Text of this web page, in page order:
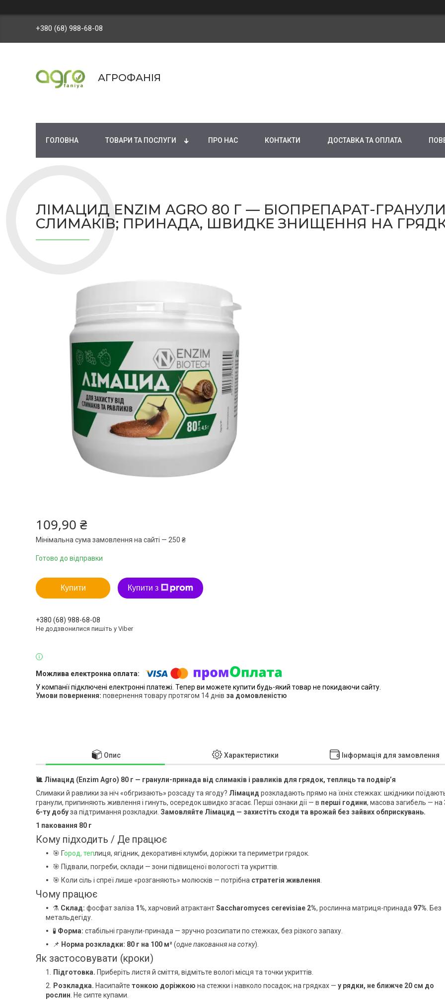
+380 (68) 988-68-08
АГРОФАНІЯ
ГОЛОВНА ТОВАРИ ТА ПОСЛУГИ ПРО НАС КОНТАКТИ ДОСТАВКА ТА ОПЛАТА
ЛІМАЦИД ENZIM AGRO 80 Г — БІОПРЕПАРАТ-
СЛИМАКІВ; ПРИНАДА, ШВИДКЕ ЗНИЩЕННЯ НА
109,90 ₴
Мінімальна сума замовлення на сайті — 250 ₴
Готово до відправки
Купити Купити з
+380 (68) 988-68-08
Не додзвонилися пишіть у Viber
У компанії підключені електронні платежі. Тепер ви можете купити будь-який товар не покидаючи сайту.
повернення товару протягом 14 днів за домовленістю
Опис Характеристики Інформація для замовлення
🐌 Лімацид (Enzim Agro) 80 г — гранули-принада від слимаків і равликів для грядок, теплиць та подвір’я
Слимаки й равлики за ніч «обгризають» розсаду та ягоду? Лімацид розкладають прямо на їхніх стежках: шкідники
гранули, припиняють живлення і гинуть, осередок швидко згасає. Перші ознаки дії — в перші години, масова загибель — на
6-ту добуза підтримання розкладки. Замовляйте Лімацид — захистіть сходи та врожай без зайвих обприскувань.
1 паковання 80 г
Кому підходить / Де працює
🎯 Город, теплиця, ягідник, декоративні клумби, доріжки та периметри грядок.
🎯 Підвали, погреби, склади — зони підвищеної вологості та укриттів.
🎯 Коли сіль і спреї лише «розганяють» молюсків — потрібна стратегія живлення
Чому працює
⚗️ Склад: фосфат заліза 1%, харчовий атрактантSaccharomyces cerevisiae 2%, рослинна матриця-принада 97% . Без
метальдегіду.
🧪 Форма: стабільні гранули-принада — зручно розсипати по стежках, без різкого запаху.
📌 Норма розкладки: 80 г на 100 м²(одне паковання на сотку).
Як застосовувати (кроки)
Підготовка. Приберіть листя й сміття, відмітьте вологі місця та точки укриттів.
Розкладка. Насипайте тонкою доріжкою на стежки і навколо посадок; на грядках — у рядки, не ближче 20 см до
рослин . Не сипте купами.